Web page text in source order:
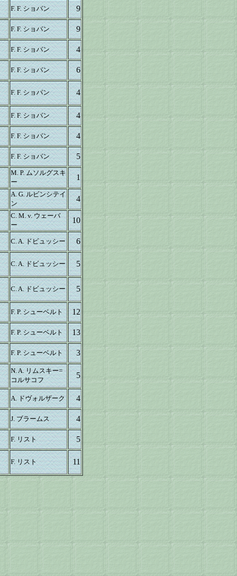
F. F. ショパン 9
F. F. ショパン 9
F. F. ショパン 4
F. F. ショパン 6
F. F. ショパン 4
F. F. ショパン 4
F. F. ショパン 4
F. F. ショパン 5
M. P. ムソルグスキ
ー
1
A. G. ルビンシテイ
ン
4
C. M. v. ウェーバ
ー
10
C. A. ドビュッシー 6
C. A. ドビュッシー 5
C. A. ドビュッシー 5
F. P. シューベルト 12
F. P. シューベルト 13
F. P. シューベルト 3
N. A. リムスキー=
コルサコフ
5
A. ドヴォルザーク 4
J. ブラームス 4
F. リスト 5
F. リスト 11